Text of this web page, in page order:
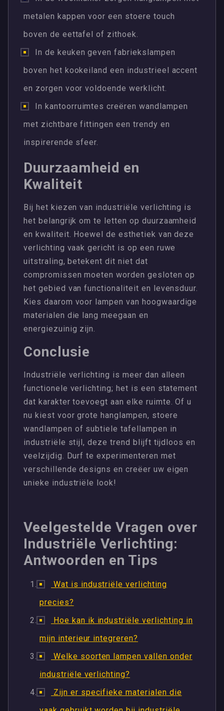
metalen kappen voor een stoere touch
boven de eettafel of zithoek.
In de keuken geven fabriekslampen
boven het kookeiland een industrieel accent
en zorgen voor voldoende werklicht.
In kantoorruimtes creëren wandlampen
met zichtbare fittingen een trendy en
inspirerende sfeer.
Duurzaamheid en
Kwaliteit
Bij het kiezen van industriële verlichting is
het belangrijk om te letten op duurzaamheid
en kwaliteit. Hoewel de esthetiek van deze
verlichting vaak gericht is op een ruwe
uitstraling, betekent dit niet dat
compromissen moeten worden gesloten op
het gebied van functionaliteit en levensduur.
Kies daarom voor lampen van hoogwaardige
materialen die lang meegaan en
energiezuinig zijn.
Conclusie
Industriële verlichting is meer dan alleen
functionele verlichting; het is een statement
dat karakter toevoegt aan elke ruimte. Of u
nu kiest voor grote hanglampen, stoere
wandlampen of subtiele tafellampen in
industriële stijl, deze trend blijft tijdloos en
veelzijdig. Durf te experimenteren met
verschillende designs en creëer uw eigen
unieke industriële look!
Veelgestelde Vragen over
Industriële Verlichting:
Antwoorden en Tips
Wat is industriële verlichting
precies?
Hoe kan ik industriële verlichting in
mijn interieur integreren?
Welke soorten lampen vallen onder
industriële verlichting?
Zijn er specifieke materialen die